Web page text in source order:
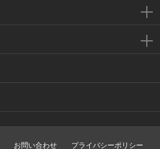
お問い合わせ プライバシーポリシー